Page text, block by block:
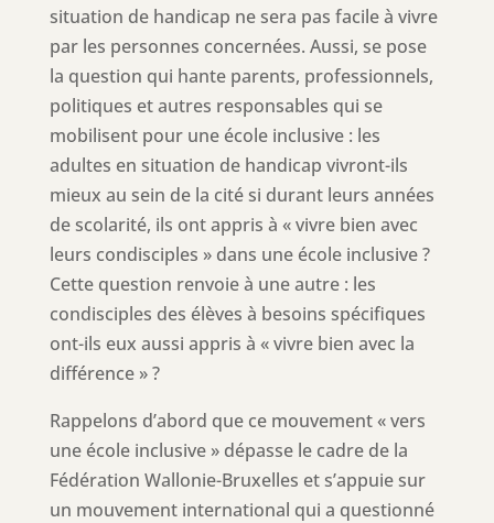
situation de handicap ne sera pas facile à vivre
par les personnes concernées. Aussi, se pose
la question qui hante parents, professionnels,
politiques et autres responsables qui se
mobilisent pour une école inclusive : les
adultes en situation de handicap vivront-ils
mieux au sein de la cité si durant leurs années
de scolarité, ils ont appris à « vivre bien avec
leurs condisciples » dans une école inclusive ?
Cette question renvoie à une autre : les
condisciples des élèves à besoins spécifiques
ont-ils eux aussi appris à « vivre bien avec la
différence » ?
Rappelons d’abord que ce mouvement « vers
une école inclusive » dépasse le cadre de la
Fédération Wallonie-Bruxelles et s’appuie sur
un mouvement international qui a questionné